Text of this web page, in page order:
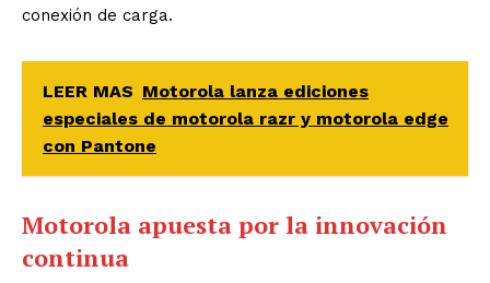
conexión de carga.
LEER MAS Motorola lanza ediciones
especiales de motorola razr y motorola edge
con Pantone
Motorola apuesta por la innovación
continua